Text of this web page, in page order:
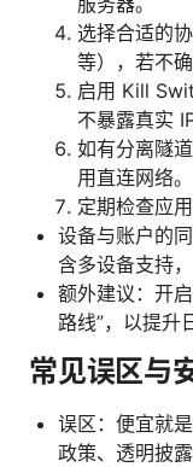
选择合适的
等），若不
启用 Kill
不暴露真实 IP
如有分离隧
用直连网络。
定期检查应
设备与账户的
含多设备支持
额外建议：开
路线”，以提升
常见误区与
误区：便宜就
政策、透明披